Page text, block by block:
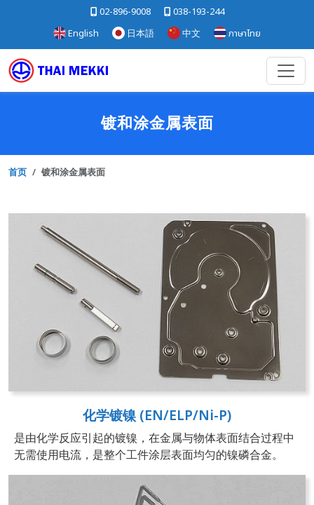
02-896-9008
038-193-244
English
日本語 中文 ภาษาไทย
镀和涂金属表面
首页 镀和涂金属表面
化学镀镍 (EN/ELP/Ni-P)
是由化学反应引起的镀镍，在金属与物体表面结合过程中
无需使用电流，是整个工件涂层表面均匀的镍磷合金。